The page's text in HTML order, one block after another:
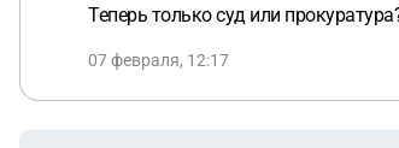
Теперь только суд или
07 февраля, 12:17